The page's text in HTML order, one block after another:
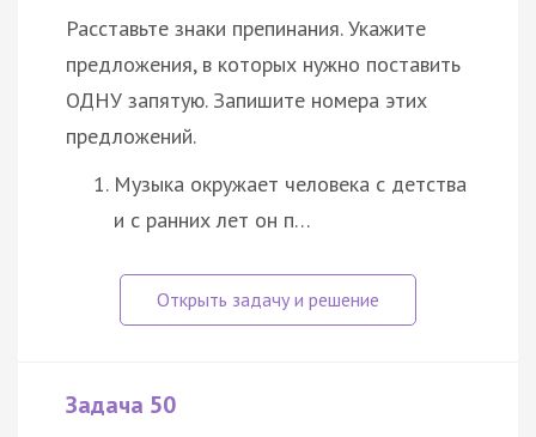
Расставьте знаки препинания. Укажите
предложения, в которых нужно поставить
ОДНУ запятую. Запишите номера этих
предложений.
Музыка окружает человека с детства
и с ранних лет он п…
Задача 50